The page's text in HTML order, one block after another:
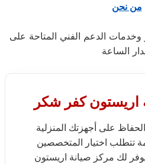
من نحن
الدعم الفني المتاحة على
اريستون كفر شكر
على أجهزتك المنزلية
تتطلب اختيار المتخصصين
لك مركز صيانة اريستون